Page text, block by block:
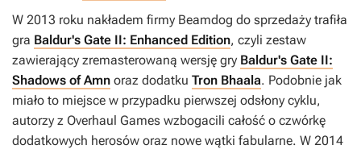
W 2013 roku nakładem firmy Beamdog do sprzedaży trafiła
gra Baldur's Gate II: Enhanced Edition, czyli zestaw
zawierający zremasterowaną wersję gry Baldur's Gate II:
Shadows of Amn oraz dodatku Tron Bhaala. Podobnie jak
miało to miejsce w przypadku pierwszej odsłony cyklu,
autorzy z Overhaul Games wzbogacili całość o czwórkę
dodatkowych herosów oraz nowe wątki fabularne. W 2014